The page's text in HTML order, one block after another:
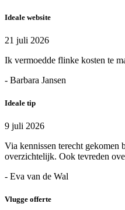
Ideale website
21 juli 2026
Ik vermoedde flinke kosten te
- Barbara Jansen
Ideale tip
9 juli 2026
Via kennissen terecht
overzichtelijk. Ook tevreden
- Eva van de Wal
Vlugge offerte